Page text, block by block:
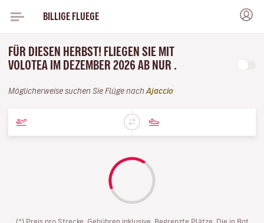
BILLIGE FLUEGE
FÜR DIESEN HERBST! FLIEGEN SIE MIT
VOLOTEA IM DEZEMBER 2026 AB NUR .
Möglicherweise suchen Sie Flüge nach Ajaccio
(*) Preis pro Strecke, Gebühren inklusive. Begrenzte Plätze. Die in Rot